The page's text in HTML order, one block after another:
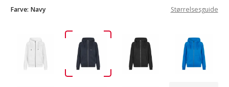
Farve: Navy Størrelsesguide